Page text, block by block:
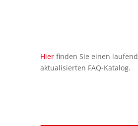
Hierfinden Sie einen laufend
aktualisierten FAQ-Katalog.